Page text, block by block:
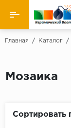
Назад
Главная / Каталог /
Мозаика
Сортировать